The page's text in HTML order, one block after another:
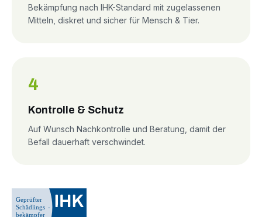
Bekämpfung nach IHK-Standard mit zugelassenen
Mitteln, diskret und sicher für Mensch & Tier.
4
Kontrolle & Schutz
Auf Wunsch Nachkontrolle und Beratung, damit der
Befall dauerhaft verschwindet.